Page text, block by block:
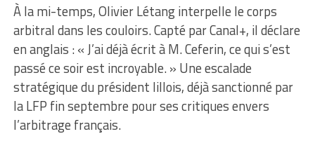
À la mi-temps, Olivier Létang interpelle le corps
arbitral dans les couloirs. Capté par Canal+, il déclare
en anglais : « J’ai déjà écrit à M. Ceferin, ce qui s’est
passé ce soir est incroyable. » Une escalade
stratégique du président lillois, déjà sanctionné par
la LFP fin septembre pour ses critiques envers
l’arbitrage français.